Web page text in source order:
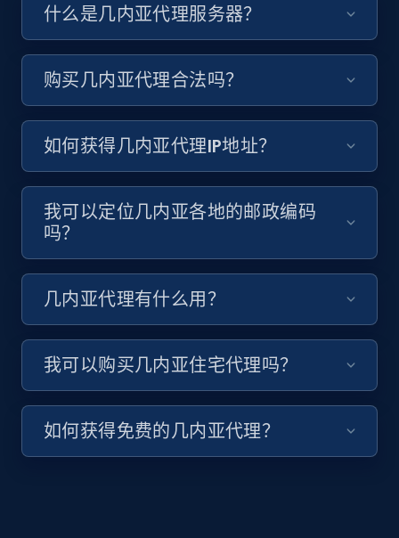
什么是几内亚代理服务器？
购买几内亚代理合法吗？
如何获得几内亚代理IP地址？
我可以定位几内亚各地的邮政编码
吗？
几内亚代理有什么用？
我可以购买几内亚住宅代理吗？
如何获得免费的几内亚代理？